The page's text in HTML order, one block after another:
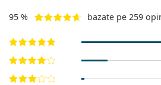
95 % bazate pe 259